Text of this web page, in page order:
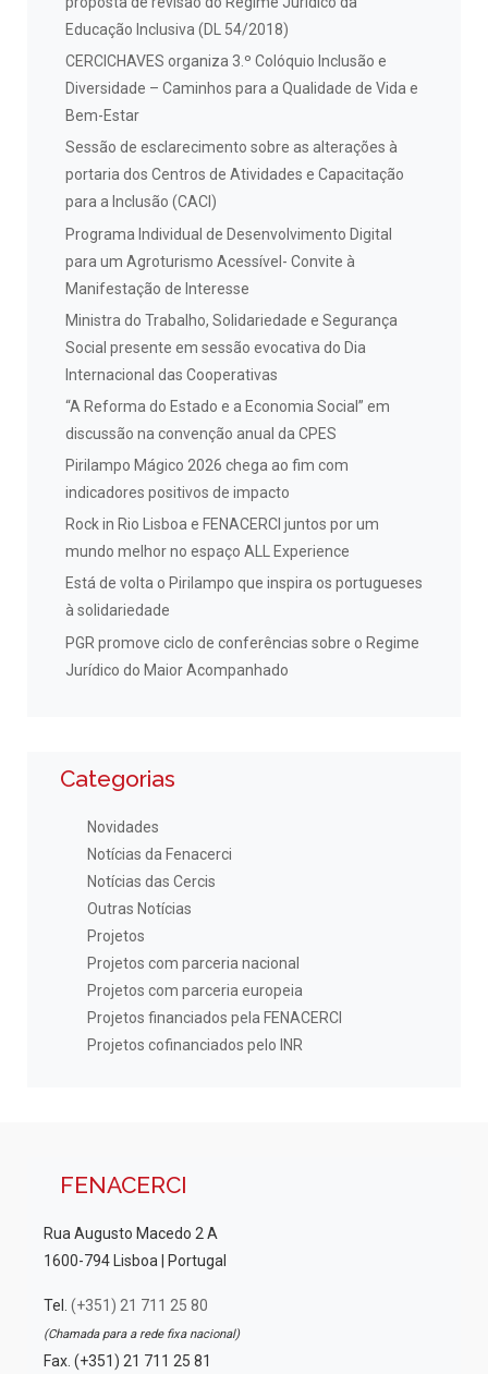
Educação Inclusiva (DL 54/2018)
CERCICHAVES organiza 3.º Colóquio Inclusão e
Diversidade – Caminhos para a Qualidade de Vida e
Bem-Estar
Sessão de esclarecimento sobre as alterações à
portaria dos Centros de Atividades e Capacitação
para a Inclusão (CACI)
Programa Individual de Desenvolvimento Digital
para um Agroturismo Acessível- Convite à
Manifestação de Interesse
Ministra do Trabalho, Solidariedade e Segurança
Social presente em sessão evocativa do Dia
Internacional das Cooperativas
“A Reforma do Estado e a Economia Social” em
discussão na convenção anual da CPES
Pirilampo Mágico 2026 chega ao fim com
indicadores positivos de impacto
Rock in Rio Lisboa e FENACERCI juntos por um
mundo melhor no espaço ALL Experience
Está de volta o Pirilampo que inspira os portugueses
à solidariedade
PGR promove ciclo de conferências sobre o Regime
Jurídico do Maior Acompanhado
Categorias
Novidades
Notícias da Fenacerci
Notícias das Cercis
Outras Notícias
Projetos
Projetos com parceria nacional
Projetos com parceria europeia
Projetos financiados pela FENACERCI
Projetos cofinanciados pelo INR
FENACERCI
Rua Augusto Macedo 2 A
1600-794 Lisboa | Portugal
Tel. (+351) 21 711 25 80
(Chamada para a rede fixa nacional)
Fax. (+351) 21 711 25 81